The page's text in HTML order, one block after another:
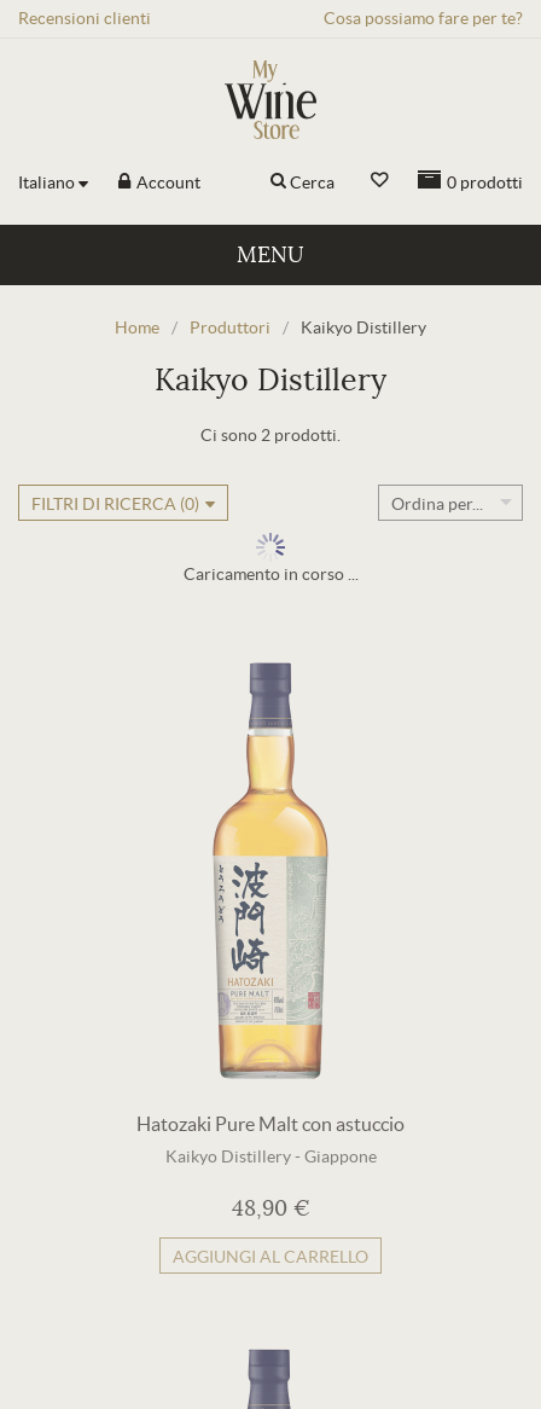
Recensioni clienti Cosa possiamo fare per te?
Italiano Account 0 prodotti
Cerca
MENU
Home / Produttori / Kaikyo Distillery
Kaikyo Distillery
Ci sono 2 prodotti.
FILTRI DI RICERCA (0) Ordina per...
Caricamento in corso ...
Hatozaki Pure Malt con astuccio
Kaikyo Distillery - Giappone
48,90 €
AGGIUNGI AL CARRELLO